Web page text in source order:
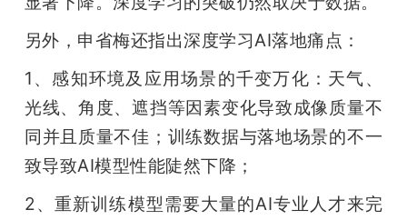
另外，申省梅还指出深度学习AI落地痛点：
1、感知环境及应用场景的千变万化：天气、
光线、角度、遮挡等因素变化导致成像质量不
同并且质量不佳；训练数据与落地场景的不一
致导致AI模型性能陡然下降；
2、重新训练模型需要大量的AI专业人才来完